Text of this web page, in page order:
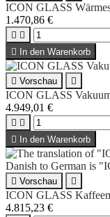
ICON GLASS
1.470,86 €
 

In den Warenkorb
 Vorschau 
ICON GLASS
4.949,01 €
 

In den Warenkorb
 Vorschau 
ICON GLASS
4.815,23 €